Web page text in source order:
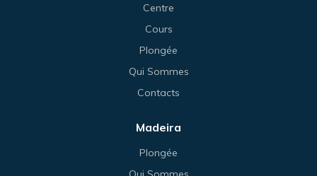
Centre
Cours
Plongée
Qui Sommes
Contacts
Madeira
Plongée